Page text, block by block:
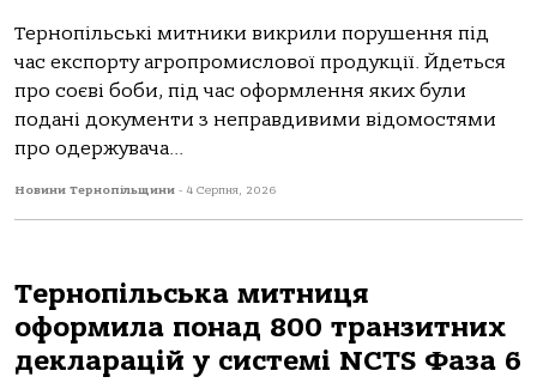
Тернопільські митники викрили порушення під
час експорту агропромислової продукції. Йдеться
про соєві боби, під час оформлення яких були
подані документи з неправдивими відомостями
про одержувача...
Новини Тернопільщини - 4 Серпня, 2026
Тернопільська митниця
оформила понад 800 транзитних
декларацій у системі NCTS Фаза 6